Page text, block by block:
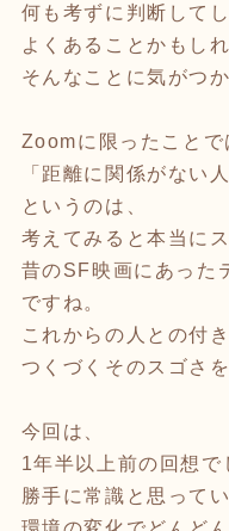
何も考ずに判断して
よくあることかもし
そんなことに気がつ
Zoomに限ったことで
「距離に関係がない
というのは、
考えてみると本当に
昔のSF映画にあった
ですね。
これからの人との付
つくづくそのスゴさ
今回は、
1年半以上前の回想で
勝手に常識と思って